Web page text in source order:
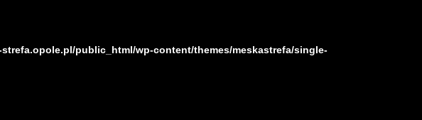
strefa.opole.pl/public_html/wp-content/themes/meskastrefa/single-